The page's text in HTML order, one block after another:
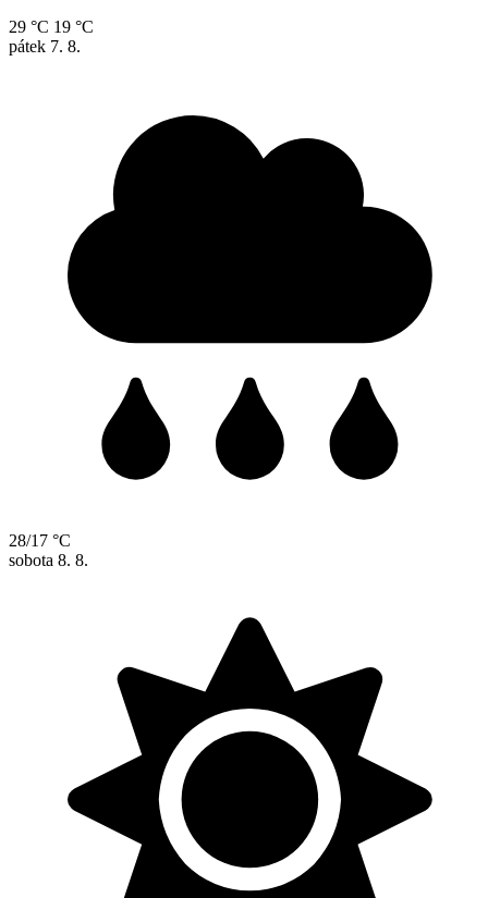
29 °C 19 °C
pátek 7. 8.
28/17 °C
sobota 8. 8.